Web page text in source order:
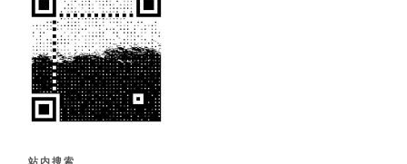
站内搜索